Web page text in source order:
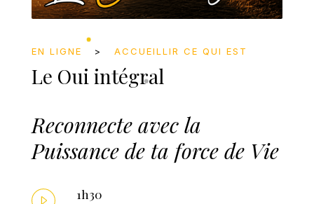
EN LIGNE > ACCUEILLIR CE QUI EST
Le Oui intégral
Reconnecte avec la
Puissance de ta force de Vie
1h30